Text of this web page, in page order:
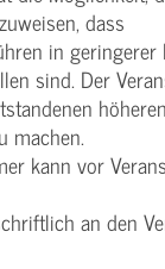
dass
in
sind. Der
machen.
kann vor
an den